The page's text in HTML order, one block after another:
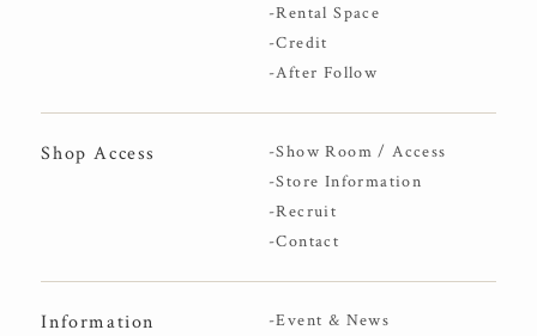
-Rental Space
-Credit
-After Follow
Shop Access
-Show Room / Access
-Store Information
-Recruit
-Contact
Information
-Event & News